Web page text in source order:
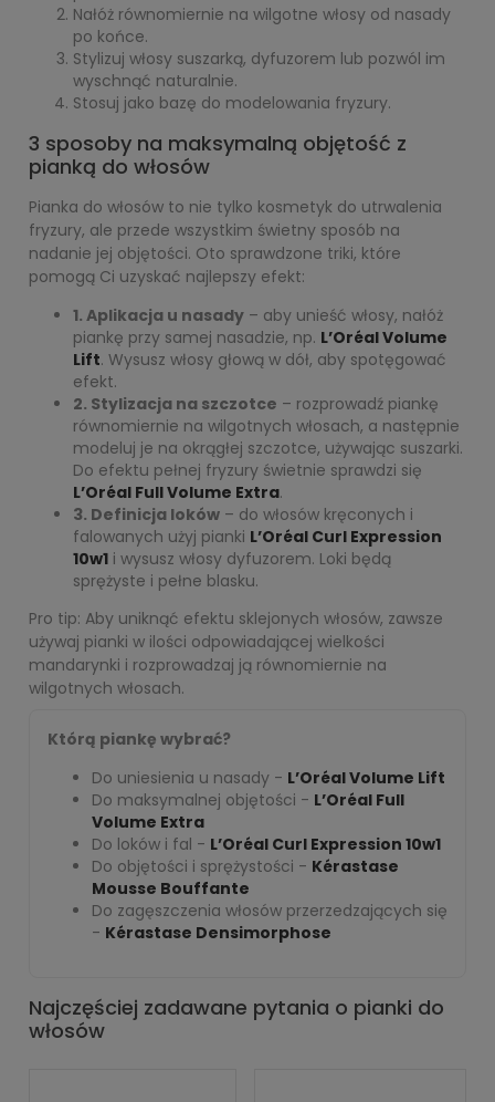
Nałóż równomiernie na wilgotne włosy od nasady
po końce.
Stylizuj włosy suszarką, dyfuzorem lub pozwól im
wyschnąć naturalnie.
Stosuj jako bazę do modelowania fryzury.
3 sposoby na maksymalną objętość z
pianką do włosów
Pianka do włosów to nie tylko kosmetyk do utrwalenia
fryzury, ale przede wszystkim świetny sposób na
nadanie jej objętości. Oto sprawdzone triki, które
pomogą Ci uzyskać najlepszy efekt:
1. Aplikacja u nasady – aby unieść włosy, nałóż
piankę przy samej nasadzie, np. L’Oréal Volume
Lift. Wysusz włosy głową w dół, aby spotęgować
efekt.
2. Stylizacja na szczotce – rozprowadź piankę
równomiernie na wilgotnych włosach, a następnie
modeluj je na okrągłej szczotce, używając suszarki.
Do efektu pełnej fryzury świetnie sprawdzi się
L’Oréal Full Volume Extra.
3. Definicja loków – do włosów kręconych i
falowanych użyj pianki L’Oréal Curl Expression
10w1 i wysusz włosy dyfuzorem. Loki będą
sprężyste i pełne blasku.
Pro tip: Aby uniknąć efektu sklejonych włosów, zawsze
używaj pianki w ilości odpowiadającej wielkości
mandarynki i rozprowadzaj ją równomiernie na
wilgotnych włosach.
Którą piankę wybrać?
Do uniesienia u nasady - L’Oréal Volume Lift
Do maksymalnej objętości - L’Oréal Full
Volume Extra
Do loków i fal - L’Oréal Curl Expression 10w1
Do objętości i sprężystości - Kérastase
Mousse Bouffante
Do zagęszczenia włosów przerzedzających się
- Kérastase Densimorphose
Najczęściej zadawane pytania o pianki do
włosów